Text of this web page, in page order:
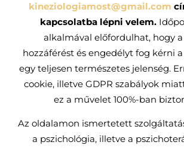
kineziologiamost@gmail.com
kapcsolatba lépni velem.
alkalmával előfordulhat, hogy
hozzáférést és engedélyt fog kérni
egy teljesen természetes jelenség.
cookie, illetve GDPR szabályok
ez a művelet 100%-ban
Az oldalamon ismertetett
a pszichológia, illetve a